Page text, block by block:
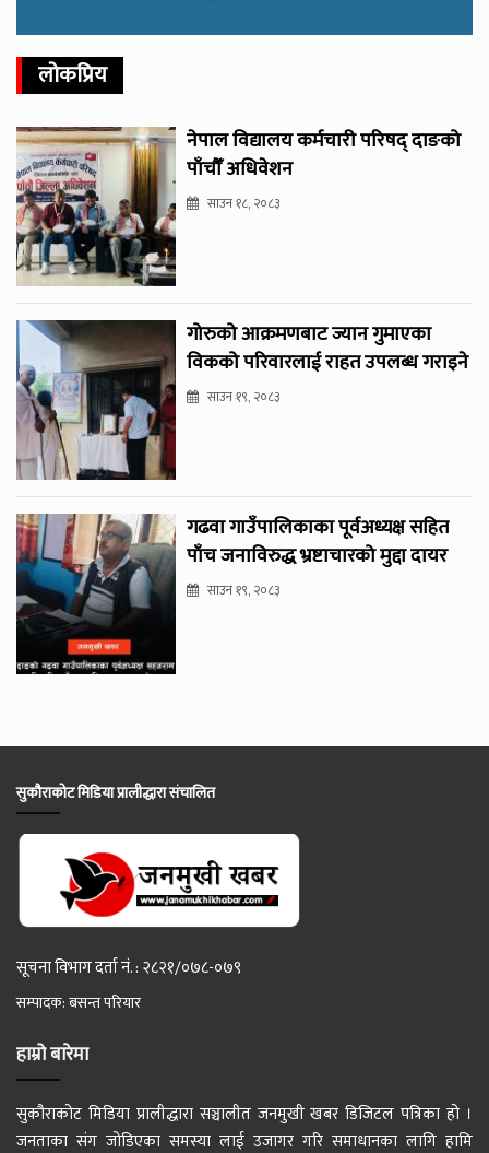
लोकप्रिय
नेपाल विद्यालय कर्मचारी परिषद् दाङको
पाँचौँ अधिवेशन
साउन १८, २०८३
गोरुको आक्रमणबाट ज्यान गुमाएका
विकको परिवारलाई राहत उपलब्ध गराइने
साउन १९, २०८३
गढवा गाउँपालिकाका पूर्वअध्यक्ष सहित
पाँच जनाविरुद्ध भ्रष्टाचारको मुद्दा दायर
साउन १९, २०८३
सुकौराकोट मिडिया प्रालीद्धारा संचालित
सूचना विभाग दर्ता नं. : २८२१/०७८-०७९
सम्पादक: बसन्त परियार
हाम्रो बारेमा
सुकौराकोट मिडिया प्रालीद्धारा सञ्चालीत जनमुखी खबर डिजिटल पत्रिका हो ।
जनताका संग जोडिएका समस्या लाई उजागर गरि समाधानका लागि हामि